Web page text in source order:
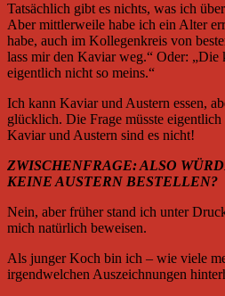
Tatsächlich gibt es nichts, was ich
Aber mittlerweile habe ich ein Alter
habe, auch im Kollegenkreis von
lass mir den Kaviar weg.“ Oder: „Die
eigentlich nicht so meins.“
Ich kann Kaviar und Austern essen,
glücklich. Die Frage müsste eigentlich
Kaviar und Austern sind es nicht!
ZWISCHENFRAGE: ALSO
KEINE AUSTERN BESTELLEN?
Nein, aber früher stand ich unter
mich natürlich beweisen.
Als junger Koch bin ich – wie viele
irgendwelchen Auszeichnungen